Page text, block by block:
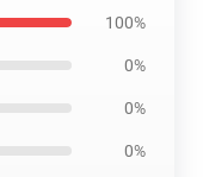
100%
0%
0%
0%